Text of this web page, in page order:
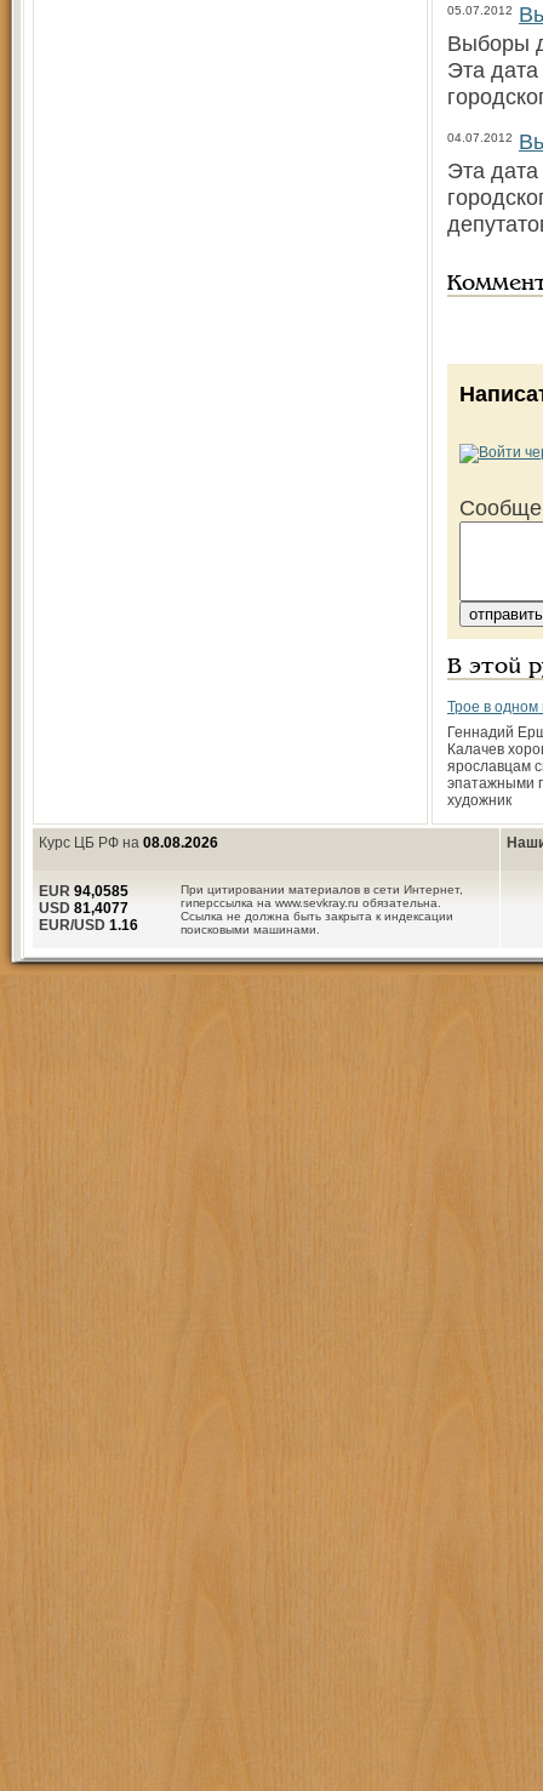
05.07.2012
Выборы
Эта
04.07.2012
Эта
В этой
Трое в одном
Геннадий
Калачев
ярославцам
эпатажными
художник
Курс ЦБ РФ на 08.08.2026
При цитировании материалов в сети Интернет,
гиперссылка на www.sevkray.ru обязательна.
Ссылка не должна быть закрыта к индексации
поисковыми машинами.
EUR 94,0585
USD 81,4077
EUR/USD 1.16